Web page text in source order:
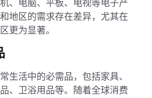
、电脑、平板、电视等电子产
地区的需求存在差异，尤其在
更为显著。
生活中的必需品，包括家具、
、卫浴用品等。随着全球消费